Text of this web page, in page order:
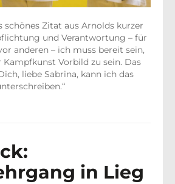
schönes Zitat aus Arnolds kurzer
und Verantwortung – für
anderen – ich muss bereit sein,
Vorbild zu sein. Das
liebe Sabrina, kann ich das
in Lieg